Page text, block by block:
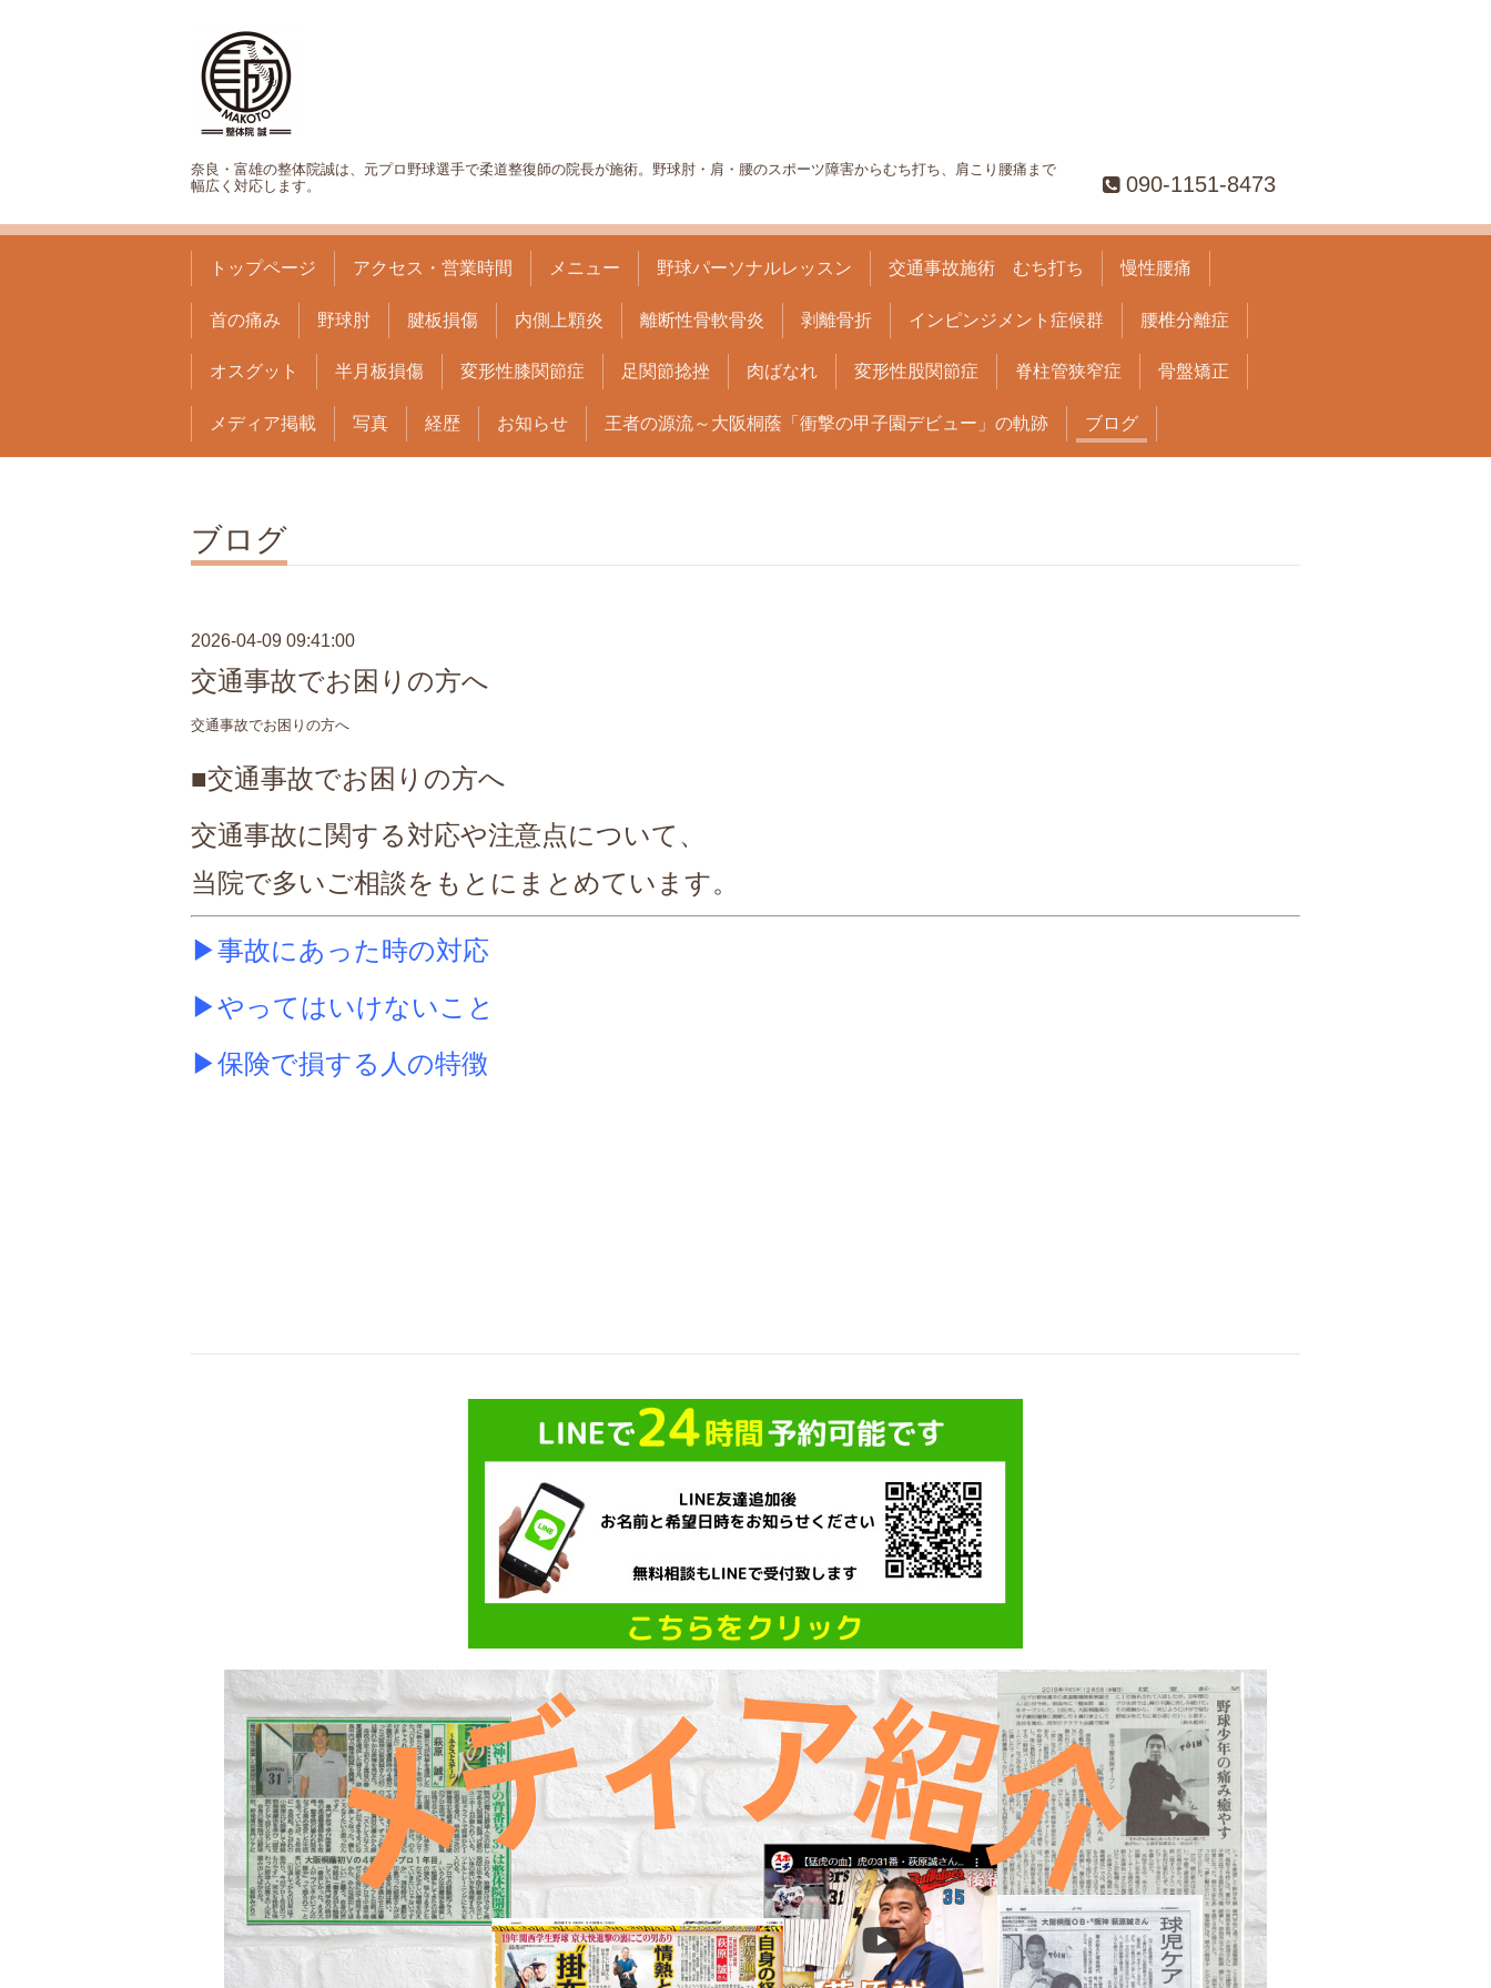
奈良・富雄の整体院誠は、元プロ野球選手で柔道整復師の院長が施術。野球肘・肩・腰のスポーツ障害からむち打ち、肩こり腰痛まで
幅広く対応します。
090-1151-8473
トップページ アクセス・営業時間 メニュー 野球パーソナルレッスン 交通事故施術 むち打ち 慢性腰痛
首の痛み 野球肘 腱板損傷 内側上顆炎 離断性骨軟骨炎 剥離骨折 インピンジメント症候群 腰椎分離症
オスグット 半月板損傷 変形性膝関節症 足関節捻挫 肉ばなれ 変形性股関節症 脊柱管狭窄症 骨盤矯正
メディア掲載 写真 経歴 お知らせ 王者の源流～大阪桐蔭「衝撃の甲子園デビュー」の軌跡 ブログ
ブログ
2026-04-09 09:41:00
交通事故でお困りの方へ
交通事故でお困りの方へ
■交通事故でお困りの方へ
交通事故に関する対応や注意点について、
当院で多いご相談をもとにまとめています。
▶事故にあった時の対応
▶やってはいけないこと
▶保険で損する人の特徴